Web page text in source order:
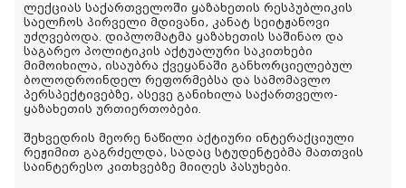
ლექციას საქართველოში ყაზახეთის რესპუბლიკის
საელჩოს პირველი მდივანი, კანატ სეიტჟანოვი
უძღვებოდა. დიპლომატმა ყაზახეთის საშინაო და
საგარეო პოლიტიკის აქტუალური საკითხები
მიმოიხილა, ისაუბრა ქვეყანაში განხორციელებულ
ბოლოდროინდელ რეფორმებსა და სამომავლო
პერსპექტივებზე, ასევე განიხილა საქართველო-
ყაზახეთის ურთიერთობები.
შეხვედრის მეორე ნაწილი აქტიური ინტერაქციული
რეჟიმით გაგრძელდა, სადაც სტუდენტებმა მათთვის
საინტერესო კითხვებზე მიიღეს პასუხები.